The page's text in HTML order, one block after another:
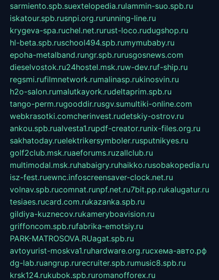
sarmiento.spb.suextelopedia.rulammin-suo.spb.ru
iskatour.spb.rusnpi.org.rurunning-line.ru
krygeva-spa.ruchel.net.rurust-loco.rudugshop.ru
hl-beta.spb.ruschool494.spb.rumymubaby.ru
epoha-metalband.rungr.spb.rurusgosnews.com
dieselvostok.ru24hostel.msk.ruw-dev.ruf-ship.ru
regsmi.rufilmnetwork.rumalinasp.rukinosvin.ru
h2o-salon.rumalutkayork.rudeltaprim.spb.ru
tango-perm.rugooddir.rusgv.sumultiki-online.com
webkrasotki.comcherinvest.rudetskiy-ostrov.ru
ankou.spb.rualvesta1.rupdf-creator.runix-files.org.ru
sakhatoday.ruelektrikersymboler.rusputnikyes.ru
golf2club.msk.ruaeforums.ruzallclub.ru
multimodal.msk.ruhabaigry.ruhaikko.rusobakopedia.ru
isz-fest.ruewnc.infoscreensaver-clock.net.ru
volnav.spb.rucomnat.runpf.net.ru7bit.pp.rukalugatur.ru
tesiaes.rucard.com.rukazanka.spb.ru
gildiya-kuznecov.rukameryboavision.ru
griffoncom.spb.rufabrika-emotsiy.ru
PARK-MATROSOVA.RUagat.spb.ru
avtoyurist-moskva1.ruhardware.org.ruсхема-авто.рф
dg-lab.ruangrup.rurecruiter.spb.rumusic8.spb.ru
krsk124.rukubok.spb.ruromanofforex.ru